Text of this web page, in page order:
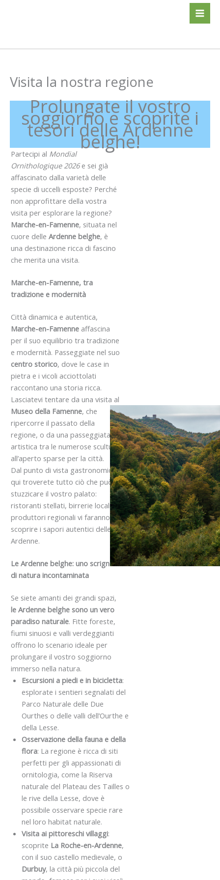
Visita la nostra regione
Prolungate il vostro
soggiorno e scoprite i
tesori delle Ardenne
belghe!
Partecipi al Mondial
Ornithologique 2026e sei già
affascinato dalla varietà delle
specie di uccelli esposte? Perché
non approfittare della vostra
visita per esplorare la regione?
Marche-en-Famenne, situata nel
cuore delle Ardenne belghe, è
una destinazione ricca di fascino
che merita una visita.
Marche-en-Famenne, tra
tradizione e modernità
Città dinamica e autentica,
Marche-en-Famenneaffascina
per il suo equilibrio tra tradizione
e modernità. Passeggiate nel suo
centro storico, dove le case in
pietra e i vicoli acciottolati
raccontano una storia ricca.
Lasciatevi tentare da una visita al
Museo della Famenne, che
ripercorre il passato della
regione, o da una passeggiata
artistica tra le numerose sculture
all’aperto sparse per la città.
Dal punto di vista gastronomico,
qui troverete tutto ciò che può
stuzzicare il vostro palato:
ristoranti stellati, birrerie locali e
produttori regionali vi faranno
scoprire i sapori autentici delle
Ardenne.
Le Ardenne belghe: uno scrigno
di natura incontaminata
Se siete amanti dei grandi spazi,
le Ardenne belghe sono un vero
paradiso naturale. Fitte foreste,
fiumi sinuosi e valli verdeggianti
offrono lo scenario ideale per
prolungare il vostro soggiorno
immerso nella natura.
Escursioni a piedi e in bicicletta:
esplorate i sentieri segnalati del
Parco Naturale delle Due
Ourthes o delle valli dell’Ourthe e
della Lesse.
Osservazione della fauna e della
flora: La regione è ricca di siti
perfetti per gli appassionati di
ornitologia, come la Riserva
naturale del Plateau des Tailles o
le rive della Lesse, dove è
possibile osservare specie rare
nel loro habitat naturale.
Visita ai pittoreschi villaggi:
scoprite La Roche-en-Ardenne,
con il suo castello medievale, o
Durbuy, la città più piccola del